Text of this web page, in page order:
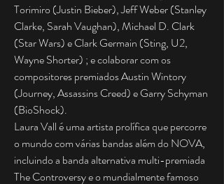
Torimiro (Justin Bieber), Jeff Weber (Stanley
Clarke, Sarah Vaughan), Michael D. Clark
(Star Wars) e Clark Germain (Sting, U2,
Wayne Shorter) ; e colaborar com os
compositores premiados Austin Wintory
(Journey, Assassins Creed) e Garry Schyman
(BioShock).
Laura Vall é uma artista prolífica que percorre
o mundo com várias bandas além do NOVA,
incluindo a banda alternativa multi-premiada
The Controversy e o mundialmente famoso